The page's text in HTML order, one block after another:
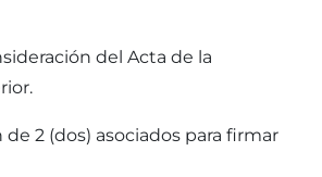
del Acta de la
2 (dos) asociados para firmar